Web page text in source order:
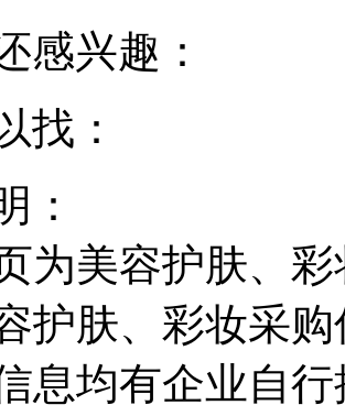
感兴趣：
找：
：
为美容护肤、
护肤、彩妆采
息均有企业自